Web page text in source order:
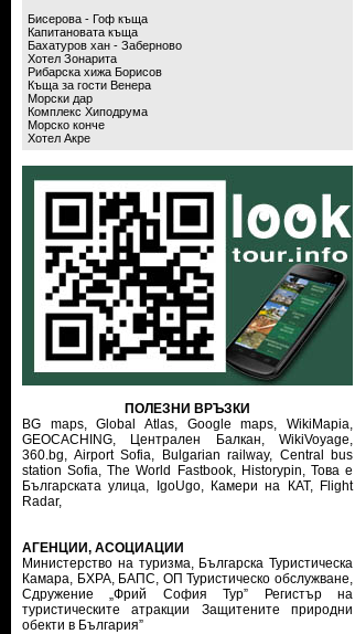
Бисерова - Гоф къща
Капитановата къща
Бахатуров хан - Заберново
Хотел Зонарита
Рибарска хижа Борисов
Къща за гости Венера
Морски дар
Комплекс Хиподрума
Морско конче
Хотел Акре
ПОЛЕЗНИ ВРЪЗКИ
BG maps,
Global Atlas, Google maps,
WikiMapia,
GEOCACHING,
Централен Балкан,
WikiVoyage,
360.bg, Airport Sofia, Bulgarian railway, Central bus
station Sofia, The World Fastbook, Historypin, Това е
Българската улица,
IgoUgo, Камери на КАТ, Flight
Radar,
АГЕНЦИИ, АСОЦИАЦИИ
Министерство на туризма, Българска Туристическа
Камара, БХРА, БАПС, ОП Туристическо обслужване,
Сдружение „Фрий София Тур”
Регистър на
туристическите атракции
Защитените природни
обекти в България”